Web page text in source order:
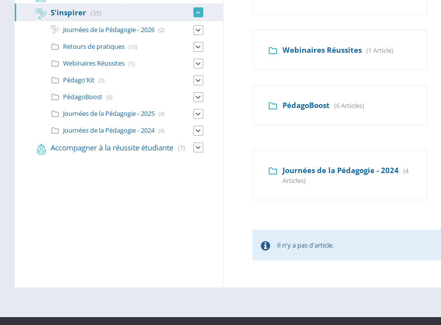
Webinaires Réussites (1 Article)
PédagoBoost (6 Articles)
Journées de la Pédagogie - 2024 (4
Articles)
Il n'y a pas d'article.
S'inspirer (35)
Journées de la Pédagogie - 2026 (2)
Retours de pratiques (15)
Webinaires Réussites (1)
Pédago'Kit (3)
PédagoBoost (6)
Journées de la Pédagogie - 2025 (4)
Journées de la Pédagogie - 2024 (4)
Accompagner à la réussite étudiante (7)